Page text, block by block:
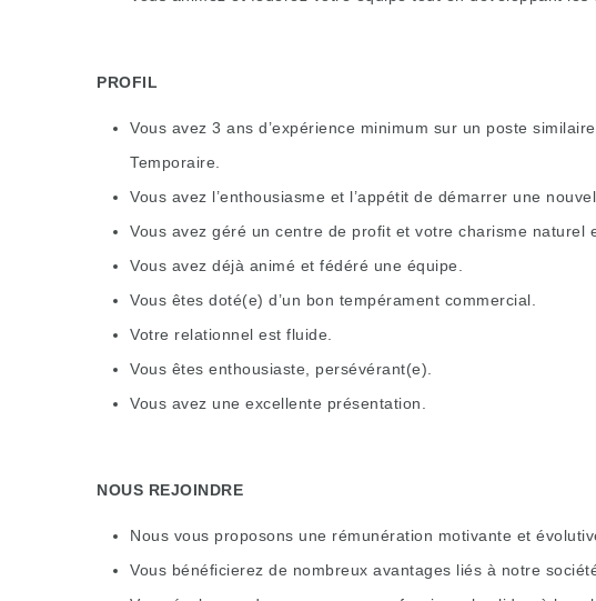
PROFIL
Vous avez 3 ans d’expérience minimum sur un poste
Temporaire.
Vous avez l’enthousiasme et l’appétit de démarrer une
Vous avez géré un centre de profit et votre charisme naturel
Vous avez déjà animé et fédéré une équipe.
Vous êtes doté(e) d’un bon tempérament commercial.
Votre relationnel est fluide.
Vous êtes enthousiaste, persévérant(e).
Vous avez une excellente présentation.
NOUS REJOINDRE
Nous vous proposons une rémunération motivante et
Vous bénéficierez de nombreux avantages liés à notre